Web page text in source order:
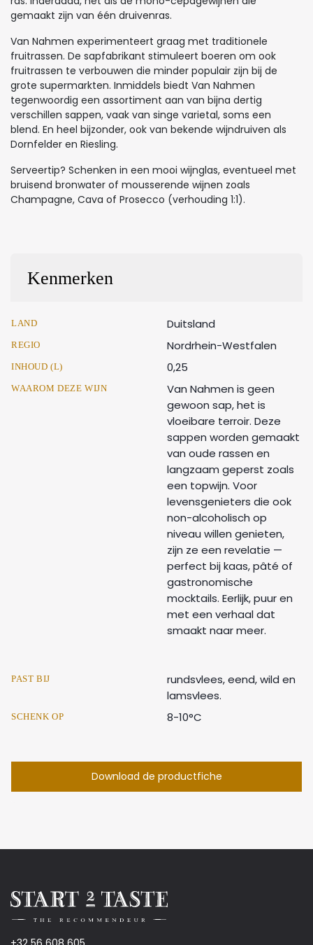
gemaakt zijn van één druivenras.
Van Nahmen experimenteert graag met traditionele
fruitrassen. De sapfabrikant stimuleert boeren om ook
fruitrassen te verbouwen die minder populair zijn bij de
grote supermarkten. Inmiddels biedt Van Nahmen
tegenwoordig een assortiment aan van bijna dertig
verschillen sappen, vaak van singe varietal, soms een
blend. En heel bijzonder, ook van bekende wijndruiven als
Dornfelder en Riesling.
Serveertip? Schenken in een mooi wijnglas, eventueel met
bruisend bronwater of mousserende wijnen zoals
Champagne, Cava of Prosecco (verhouding 1:1).
Kenmerken
LAND Duitsland
REGIO Nordrhein-Westfalen
INHOUD (L) 0,25
WAAROM DEZE WIJN
Van Nahmen is geen
gewoon sap, het is
vloeibare terroir. Deze
sappen worden gemaakt
van oude rassen en
langzaam geperst zoals
een topwijn. Voor
levensgenieters die ook
non-alcoholisch op
niveau willen genieten,
zijn ze een revelatie —
perfect bij kaas, pâté of
gastronomische
mocktails. Eerlijk, puur en
met een verhaal dat
smaakt naar meer.
PAST BIJ
rundsvlees, eend, wild en
lamsvlees.
SCHENK OP 8-10°C
Download de productfiche